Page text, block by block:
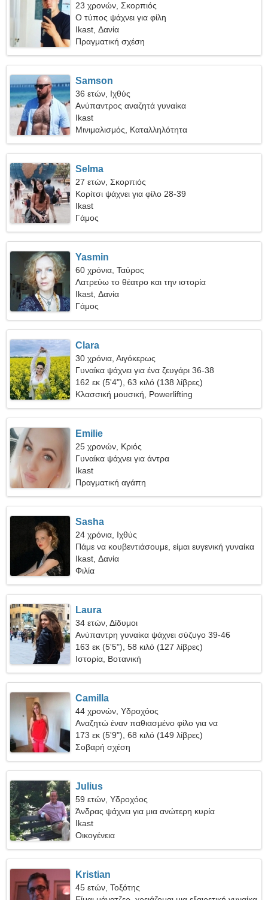
23 χρονών, Σκορπιός
Ο τύπος ψάχνει για φίλη
Ikast, Δανία
Πραγματική σχέση
Samson
36 ετών, Ιχθύς
Ανύπαντρος αναζητά γυναίκα
Ikast
Μινιμαλισμός, Καταλληλότητα
Selma
27 ετών, Σκορπιός
Κορίτσι ψάχνει για φίλο 28-39
Ikast
Γάμος
Yasmin
60 χρόνια, Ταύρος
Λατρεύω το θέατρο και την ιστορία
Ikast, Δανία
Γάμος
Clara
30 χρόνια, Αιγόκερως
Γυναίκα ψάχνει για ένα ζευγάρι 36-38
162 εκ (5'4"), 63 κιλό (138 λίβρες)
Κλασσική μουσική, Powerlifting
Emilie
25 χρονών, Κριός
Γυναίκα ψάχνει για άντρα
Ikast
Πραγματική αγάπη
Sasha
24 χρόνια, Ιχθύς
Πάμε να κουβεντιάσουμε, είμαι ευγενική γυναίκα
Ikast, Δανία
Φιλία
Laura
34 ετών, Δίδυμοι
Ανύπαντρη γυναίκα ψάχνει σύζυγο 39-46
163 εκ (5'5"), 58 κιλό (127 λίβρες)
Ιστορία, Βοτανική
Camilla
44 χρονών, Υδροχόος
Αναζητώ έναν παθιασμένο φίλο για να
ταξιδέψουμε μαζί
173 εκ (5'9"), 68 κιλό (149 λίβρες)
Σοβαρή σχέση
Julius
59 ετών, Υδροχόος
Άνδρας ψάχνει για μια ανώτερη κυρία
Ikast
Οικογένεια
Kristian
45 ετών, Τοξότης